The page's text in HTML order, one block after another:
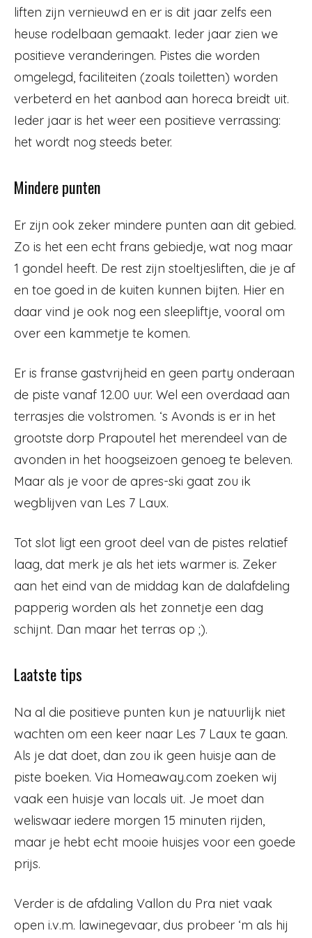
liften zijn vernieuwd en er is dit jaar zelfs een
heuse rodelbaan gemaakt. Ieder jaar zien we
positieve veranderingen. Pistes die worden
omgelegd, faciliteiten (zoals toiletten) worden
verbeterd en het aanbod aan horeca breidt uit.
Ieder jaar is het weer een positieve verrassing:
het wordt nog steeds beter.
Mindere punten
Er zijn ook zeker mindere punten aan dit gebied.
Zo is het een echt frans gebiedje, wat nog maar
1 gondel heeft. De rest zijn stoeltjesliften, die je af
en toe goed in de kuiten kunnen bijten. Hier en
daar vind je ook nog een sleepliftje, vooral om
over een kammetje te komen.
Er is franse gastvrijheid en geen party onderaan
de piste vanaf 12.00 uur. Wel een overdaad aan
terrasjes die volstromen. ‘s Avonds is er in het
grootste dorp Prapoutel het merendeel van de
avonden in het hoogseizoen genoeg te beleven.
Maar als je voor de apres-ski gaat zou ik
wegblijven van Les 7 Laux.
Tot slot ligt een groot deel van de pistes relatief
laag, dat merk je als het iets warmer is. Zeker
aan het eind van de middag kan de dalafdeling
papperig worden als het zonnetje een dag
schijnt. Dan maar het terras op ;).
Laatste tips
Na al die positieve punten kun je natuurlijk niet
wachten om een keer naar Les 7 Laux te gaan.
Als je dat doet, dan zou ik geen huisje aan de
piste boeken. Via Homeaway.com zoeken wij
vaak een huisje van locals uit. Je moet dan
weliswaar iedere morgen 15 minuten rijden,
maar je hebt echt mooie huisjes voor een goede
prijs.
Verder is de afdaling Vallon du Pra niet vaak
open i.v.m. lawinegevaar, dus probeer ‘m als hij